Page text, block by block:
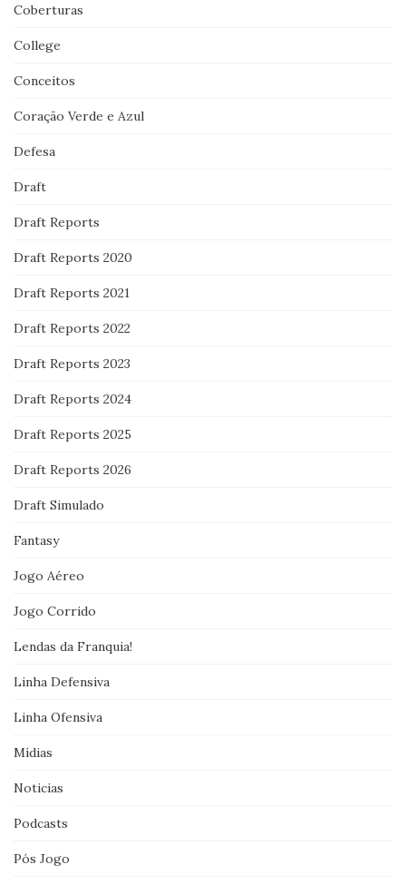
Coberturas
College
Conceitos
Coração Verde e Azul
Defesa
Draft
Draft Reports
Draft Reports 2020
Draft Reports 2021
Draft Reports 2022
Draft Reports 2023
Draft Reports 2024
Draft Reports 2025
Draft Reports 2026
Draft Simulado
Fantasy
Jogo Aéreo
Jogo Corrido
Lendas da Franquia!
Linha Defensiva
Linha Ofensiva
Mídias
Noticias
Podcasts
Pós Jogo